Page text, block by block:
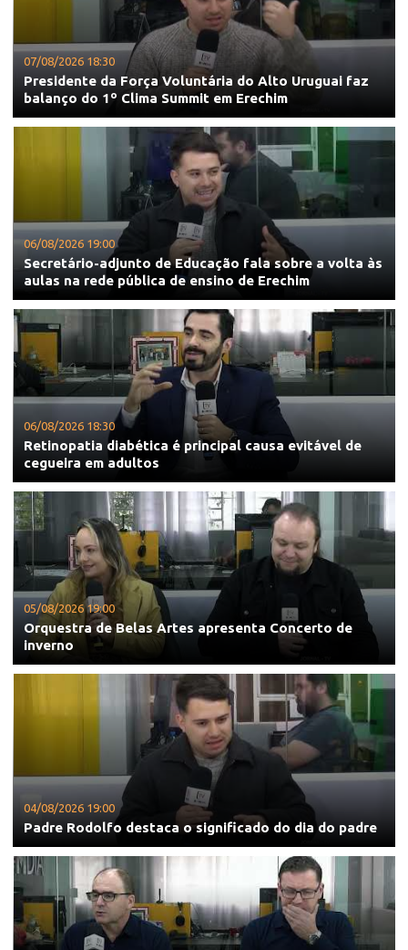
07/08/2026 18:30
Presidente da Força Voluntária do Alto Uruguai faz
balanço do 1º Clima Summit em Erechim
06/08/2026 19:00
Secretário-adjunto de Educação fala sobre a volta às
aulas na rede pública de ensino de Erechim
06/08/2026 18:30
Retinopatia diabética é principal causa evitável de
cegueira em adultos
05/08/2026 19:00
Orquestra de Belas Artes apresenta Concerto de
inverno
04/08/2026 19:00
Padre Rodolfo destaca o significado do dia do padre